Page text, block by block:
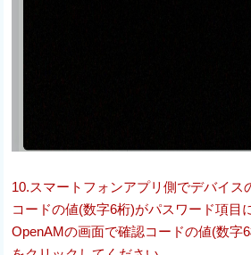
10.スマートフォンアプリ側でデバイス
コードの値(数字6桁)がパスワード項目
OpenAMの画面で確認コードの値(数字6